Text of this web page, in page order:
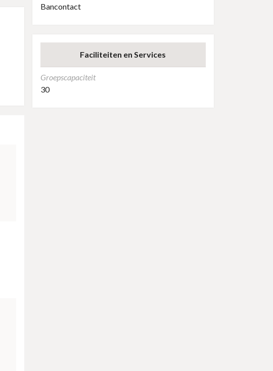
Bancontact
Faciliteiten en Services
Groepscapaciteit
30